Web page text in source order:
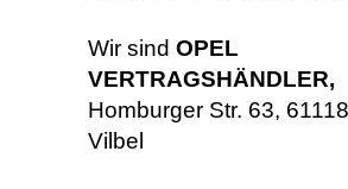
Wir sind OPEL
VERTRAGSHÄNDLER,
Homburger Str. 63,
Vilbel